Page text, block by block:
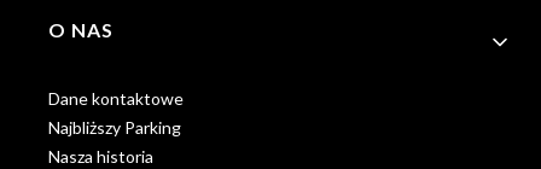
O NAS
Dane kontaktowe
Najbliższy Parking
Nasza historia